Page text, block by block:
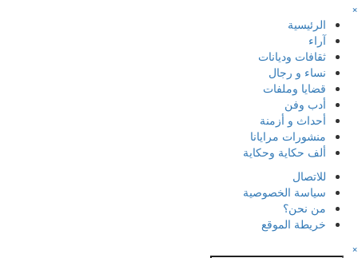
×
الرئيسية
آراء
ثقافات وديانات
نساء و رجال
قضايا وملفات
أدب وفن
أحداث و أزمنة
منشورات مرايانا
ألف حكاية وحكاية
للاتصال
سياسة الخصوصية
من نحن؟
خريطة الموقع
×